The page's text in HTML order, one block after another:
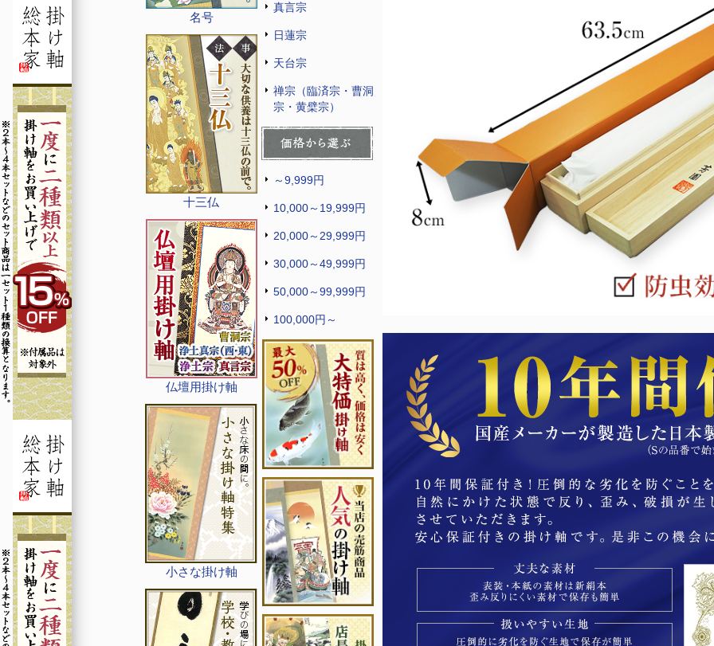
名号
十三仏
仏壇用掛け軸
小さな掛け軸
真言宗
日蓮宗
天台宗
禅宗（臨済宗・曹洞
宗・黄檗宗）
～9,999円
10,000～19,999円
20,000～29,999円
30,000～49,999円
50,000～99,999円
100,000円～